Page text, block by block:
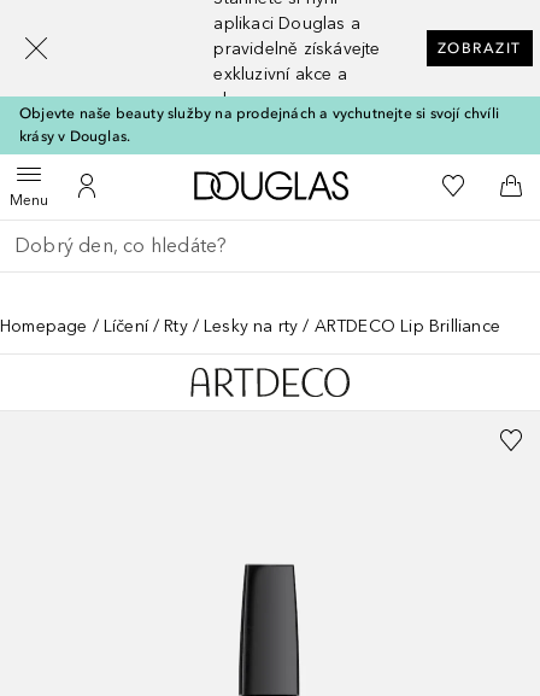
aplikaci Douglas a
pravidelně získávejte
exkluzivní akce a
slevy
ZOBRAZIT
Objevte naše beauty služby na prodejnách a vychutnejte si svojí chvíli
krásy v Douglas.
MenuOtevřít menuK mému účtu
Domů K mému
Do
Vraťte se
Proveďte vyhledávání
Homepage Líčení Rty Lesky na rty ARTDECO Lip Brilliance
[navigation.slideout.screenreader]